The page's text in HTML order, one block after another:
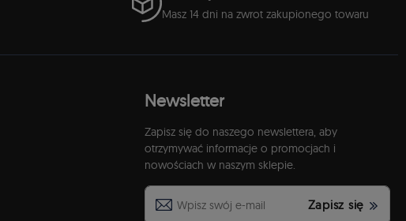
Masz 14 dni na zwrot zakupionego towaru
Newsletter
Zapisz się do naszego newslettera, aby
otrzymywać informacje o promocjach i
nowościach w naszym sklepie.